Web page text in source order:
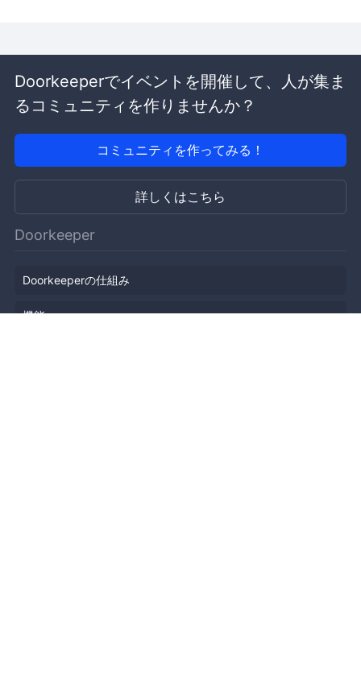
Doorkeeperでイベントを開催して、人が集ま
るコミュニティを作りませんか？
コミュニティを作ってみる！
詳しくはこちら
Doorkeeper
Doorkeeperの仕組み
機能